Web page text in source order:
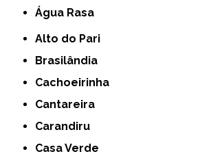
Água Rasa
Alto do Pari
Brasilândia
Cachoeirinha
Cantareira
Carandiru
Casa Verde